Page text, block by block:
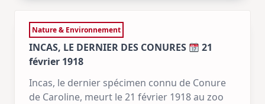
Nature & Environnement
INCAS, LE DERNIER DES CONURES
21
février 1918
Incas, le dernier spécimen connu de Conure
de Caroline, meurt le 21 février 1918 au zoo